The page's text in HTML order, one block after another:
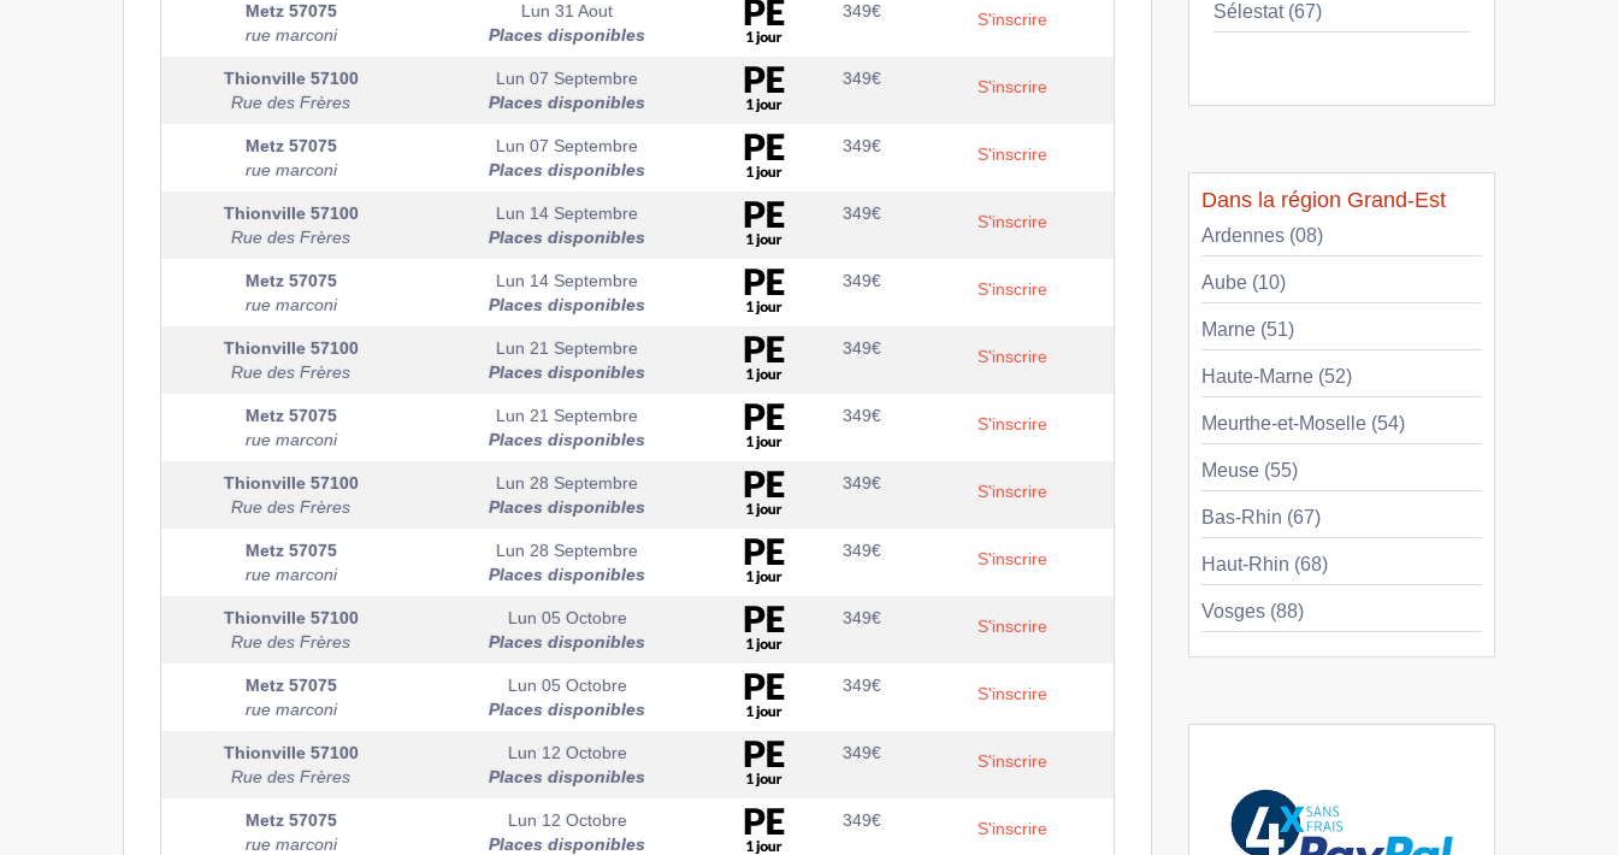
Metz 57075
rue marconi
Lun 31 Aout
Places disponibles
349€ S'inscrire
Thionville 57100
Rue des Frères
Lun 07 Septembre
Places disponibles
349€ S'inscrire
Metz 57075
rue marconi
Lun 07 Septembre
Places disponibles
349€ S'inscrire
Thionville 57100
Rue des Frères
Lun 14 Septembre
Places disponibles
349€ S'inscrire
Metz 57075
rue marconi
Lun 14 Septembre
Places disponibles
349€ S'inscrire
Thionville 57100
Rue des Frères
Lun 21 Septembre
Places disponibles
349€ S'inscrire
Metz 57075
rue marconi
Lun 21 Septembre
Places disponibles
349€ S'inscrire
Thionville 57100
Rue des Frères
Lun 28 Septembre
Places disponibles
349€ S'inscrire
Metz 57075
rue marconi
Lun 28 Septembre
Places disponibles
349€ S'inscrire
Thionville 57100
Rue des Frères
Lun 05 Octobre
Places disponibles
349€ S'inscrire
Metz 57075
rue marconi
Lun 05 Octobre
Places disponibles
349€ S'inscrire
Thionville 57100
Rue des Frères
Lun 12 Octobre
Places disponibles
349€ S'inscrire
Metz 57075
rue marconi
Lun 12 Octobre
Places disponibles
349€ S'inscrire
Sélestat (67)
Dans la région Grand-Est
Ardennes (08)
Aube (10)
Marne (51)
Haute-Marne (52)
Meurthe-et-Moselle (54)
Meuse (55)
Bas-Rhin (67)
Haut-Rhin (68)
Vosges (88)